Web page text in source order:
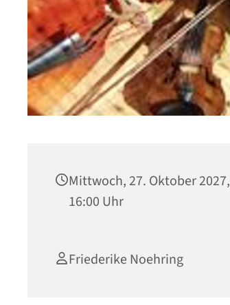
Mittwoch, 27. Oktober 2027,
16:00 Uhr
Friederike Noehring